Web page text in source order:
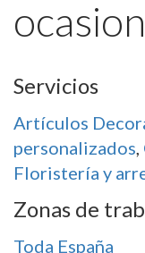
Servicios
Artículos
personalizados,
Floristería y
Zonas de
Toda España